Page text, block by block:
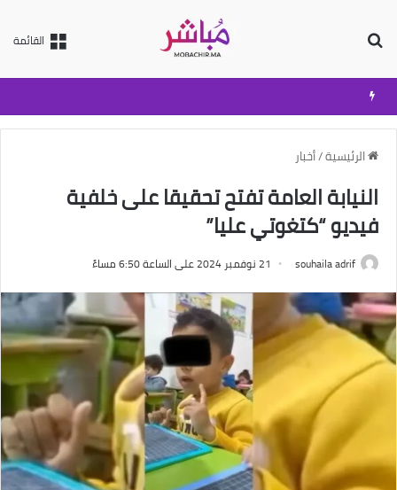
القائمة
الرئيسية/أخبار
النيابة العامة تفتح تحقيقا على خلفية
فيديو “كتغوتي عليا”
souhaila adrif 21 نوفمبر 2024 على الساعة 6:50 مساءً